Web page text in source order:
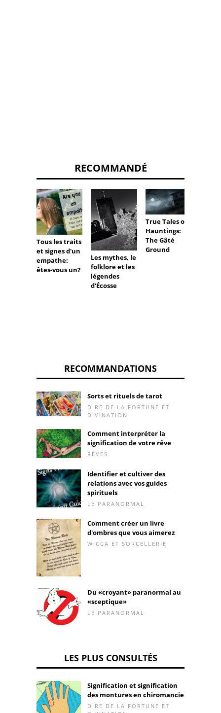
RECOMMANDÉ
Tous les traits
et signes d'un
empathe:
êtes-vous un?
Les mythes, le
folklore et les
légendes
d'Écosse
True Tales of
Hauntings:
The Gâté
Ground
RECOMMANDATIONS
Sorts et rituels de tarot
DIRE DE LA FORTUNE ET
DIVINATION
Comment interpréter la
signification de votre rêve
RÊVES
Identifier et cultiver des
relations avec vos guides
spirituels
LE PARANORMAL
Comment créer un livre
d'ombres que vous aimerez
WICCA ET SORCELLERIE
Du «croyant» paranormal au
«sceptique»
LE PARANORMAL
LES PLUS CONSULTÉS
Signification et signification
des montures en chiromancie
DIRE DE LA FORTUNE ET